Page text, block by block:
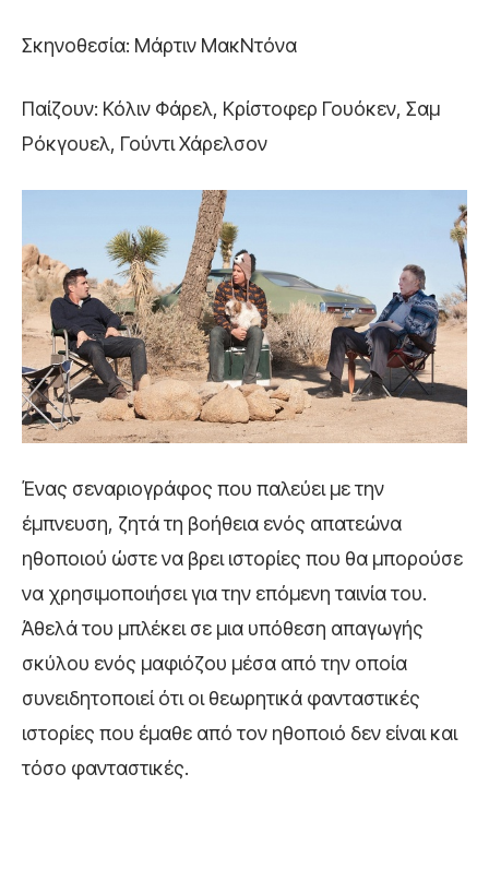
Σκηνοθεσία: Μάρτιν ΜακΝτόνα
Παίζουν: Κόλιν Φάρελ, Κρίστοφερ Γουόκεν, Σαμ
Ρόκγουελ, Γούντι Χάρελσον
Ένας σεναριογράφος που παλεύει με την
έμπνευση, ζητά τη βοήθεια ενός απατεώνα
ηθοποιού ώστε να βρει ιστορίες που θα μπορούσε
να χρησιμοποιήσει για την επόμενη ταινία του.
Άθελά του μπλέκει σε μια υπόθεση απαγωγής
σκύλου ενός μαφιόζου μέσα από την οποία
συνειδητοποιεί ότι οι θεωρητικά φανταστικές
ιστορίες που έμαθε από τον ηθοποιό δεν είναι και
τόσο φανταστικές.